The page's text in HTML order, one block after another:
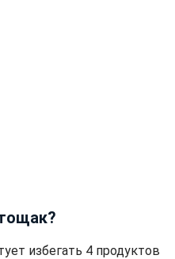
избегать 4 продуктов